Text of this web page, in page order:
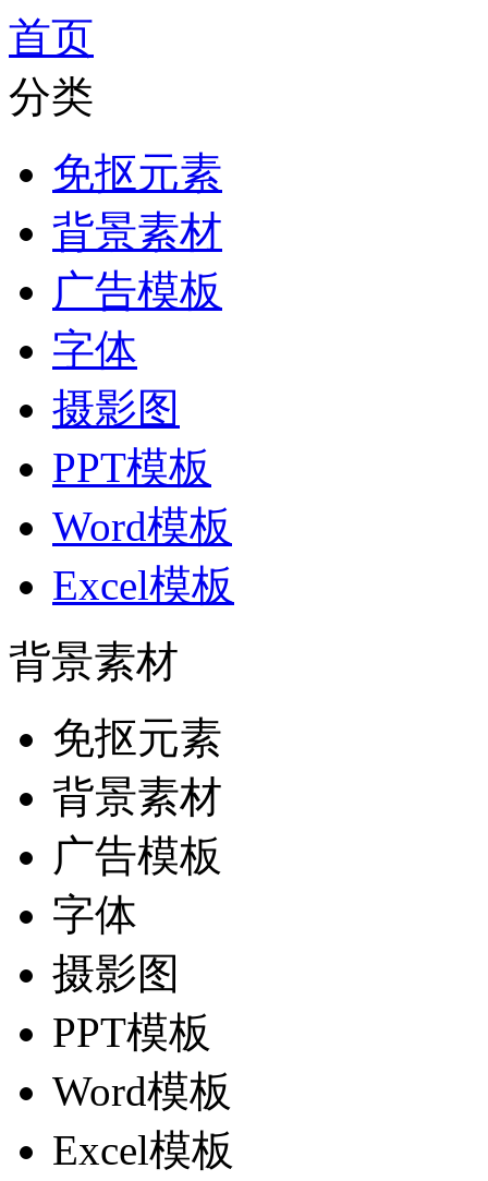
首页
分类
免抠元素
背景素材
广告模板
字体
摄影图
PPT模板
Word模板
Excel模板
背景素材
免抠元素
背景素材
广告模板
字体
摄影图
PPT模板
Word模板
Excel模板